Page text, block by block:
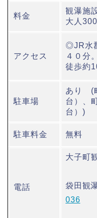
料金
観瀑施
大人
アクセス
◎JR水
４０分
徒歩約
駐車場
あり (
台）、
台）)
駐車料金 無料
電話
大子町
袋田観
036